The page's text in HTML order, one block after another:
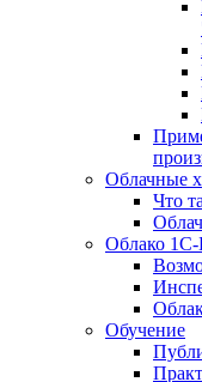
Облачные
Что
Облако 1С-
Обучение